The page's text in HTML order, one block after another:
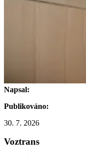
Napsal:
Publikováno:
30. 7. 2026
Voztrans